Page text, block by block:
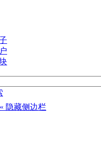
« 隐藏侧边栏